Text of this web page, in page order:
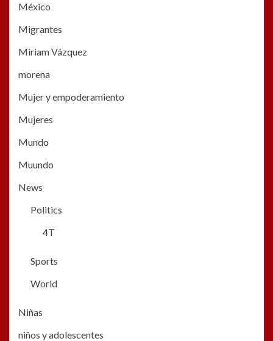
México
Migrantes
Miriam Vázquez
morena
Mujer y empoderamiento
Mujeres
Mundo
Muundo
News
Politics
4T
Sports
World
Niñas
niños y adolescentes